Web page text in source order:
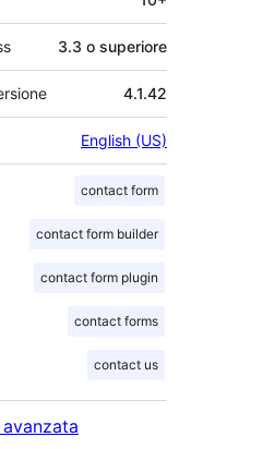
3.3 o superiore
4.1.42
English (US)
contact form
contact form builder
contact form plugin
contact forms
contact us